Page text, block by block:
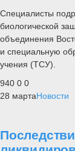
Специалисты
биологической
объединения
и специальную
учения (ТСУ).
940 0 0
28 мартаНовости